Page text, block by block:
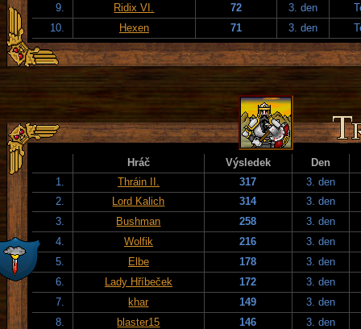
9.
Ridix VI. 72 3. den
10.
Hexen 71 3. den
Hráč Výsledek
Den
1.
Thráin II. 317
3. den
2.
Lord Kalich 314
3. den
3.
Bushman 258
3. den
4.
Wolfik 216
3. den
5.
Elbe 178
3. den
6.
Lady Hříbeček 172
3. den
7.
khar 149
3. den
8.
blaster15 146
3. den